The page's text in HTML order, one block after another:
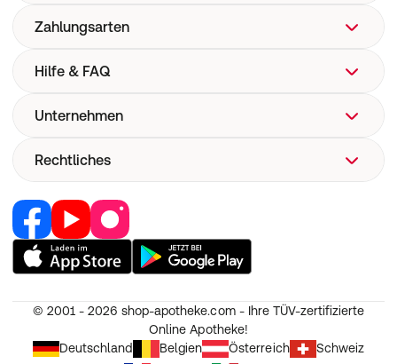
Zahlungsarten
Hilfe & FAQ
FAQ
Versand
Now! Versand
E-Rezept
Pharmakovigilanz
Unternehmen
Über uns
Corporate Website
Retail Media
Jobs & Karriere
Partner werden
Unsere Apps
Unsere Eigenmarken
Rechtliches
Vertrag widerrufen
Nutzung und Haftung
AGB
Erklärung zur Barrierefreiheit
© 2001 - 2026 shop-apotheke.com - Ihre TÜV-zertifizierte
Online Apotheke!
Deutschland
Belgien Österreich Schweiz